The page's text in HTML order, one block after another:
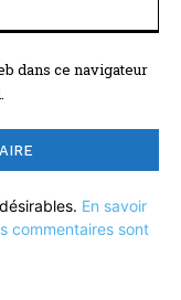
dans ce navigateur
En savoir
commentaires sont